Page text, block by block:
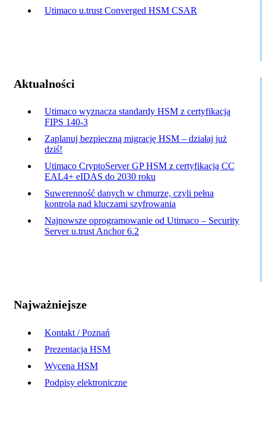
Utimaco u.trust Converged HSM CSAR
Aktualności
Utimaco wyznacza standardy HSM z certyfikacją
FIPS 140-3
Zaplanuj bezpieczną migrację HSM – działaj już
dziś!
Utimaco CryptoServer GP HSM z certyfikacją CC
EAL4+ eIDAS do 2030 roku
Suwerenność danych w chmurze, czyli pełna
kontrola nad kluczami szyfrowania
Najnowsze oprogramowanie od Utimaco – Security
Server u.trust Anchor 6.2
Najważniejsze
Kontakt / Poznań
Prezentacja HSM
Wycena HSM
Podpisy elektroniczne